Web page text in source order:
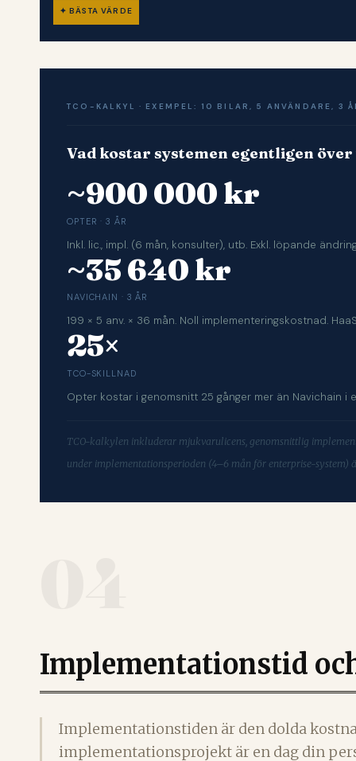
✦ BÄSTA VÄRDE
TCO-KALKYL · EXEMPEL: 10 BILAR, 5 ANVÄNDARE, 3
Vad kostar systemen egentligen
~900 000 kr
OPTER · 3 ÅR
Inkl. lic., impl. (6 mån, konsulter), utb. Exkl. löpande
~35 640 kr
NAVICHAIN · 3 ÅR
199 × 5 anv. × 36 mån. Noll implementeringskostnad.
25×
TCO-SKILLNAD
Opter kostar i genomsnitt 25 gånger mer än Navichain i
TCO-kalkylen inkluderar mjukvarulicens, genomsnittlig
under implementationsperioden (4–6 mån för enterprise-system)
Implementationstid
Implementationstiden är den dolda
implementationsprojekt är en dag din